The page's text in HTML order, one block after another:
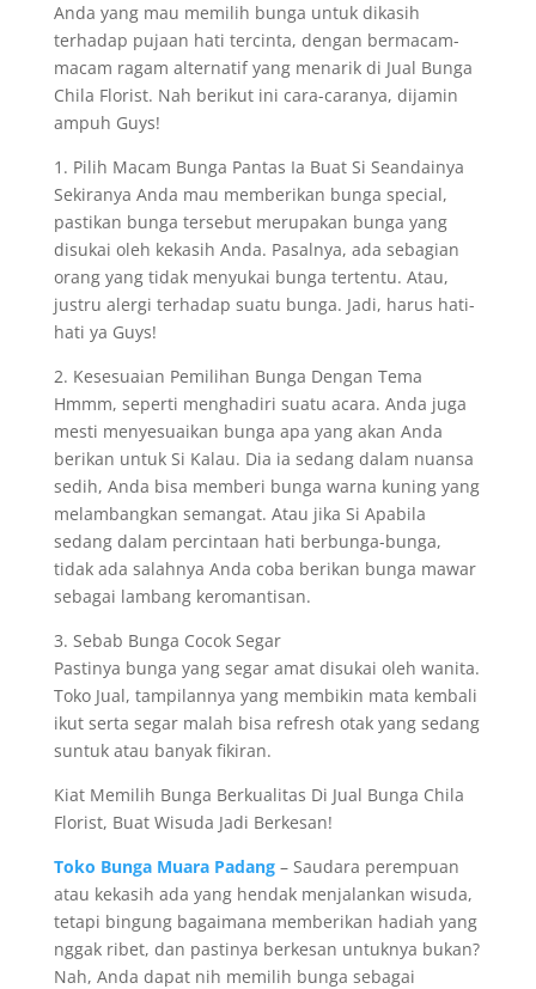
Anda yang mau memilih bunga untuk dikasih
terhadap pujaan hati tercinta, dengan bermacam-
macam ragam alternatif yang menarik di Jual Bunga
Chila Florist. Nah berikut ini cara-caranya, dijamin
ampuh Guys!
1. Pilih Macam Bunga Pantas Ia Buat Si Seandainya
Sekiranya Anda mau memberikan bunga special,
pastikan bunga tersebut merupakan bunga yang
disukai oleh kekasih Anda. Pasalnya, ada sebagian
orang yang tidak menyukai bunga tertentu. Atau,
justru alergi terhadap suatu bunga. Jadi, harus hati-
hati ya Guys!
2. Kesesuaian Pemilihan Bunga Dengan Tema
Hmmm, seperti menghadiri suatu acara. Anda juga
mesti menyesuaikan bunga apa yang akan Anda
berikan untuk Si Kalau. Dia ia sedang dalam nuansa
sedih, Anda bisa memberi bunga warna kuning yang
melambangkan semangat. Atau jika Si Apabila
sedang dalam percintaan hati berbunga-bunga,
tidak ada salahnya Anda coba berikan bunga mawar
sebagai lambang keromantisan.
3. Sebab Bunga Cocok Segar
Pastinya bunga yang segar amat disukai oleh wanita.
Toko Jual, tampilannya yang membikin mata kembali
ikut serta segar malah bisa refresh otak yang sedang
suntuk atau banyak fikiran.
Kiat Memilih Bunga Berkualitas Di Jual Bunga Chila
Florist, Buat Wisuda Jadi Berkesan!
Toko Bunga Muara Padang– Saudara perempuan
atau kekasih ada yang hendak menjalankan wisuda,
tetapi bingung bagaimana memberikan hadiah yang
nggak ribet, dan pastinya berkesan untuknya bukan?
Nah, Anda dapat nih memilih bunga sebagai